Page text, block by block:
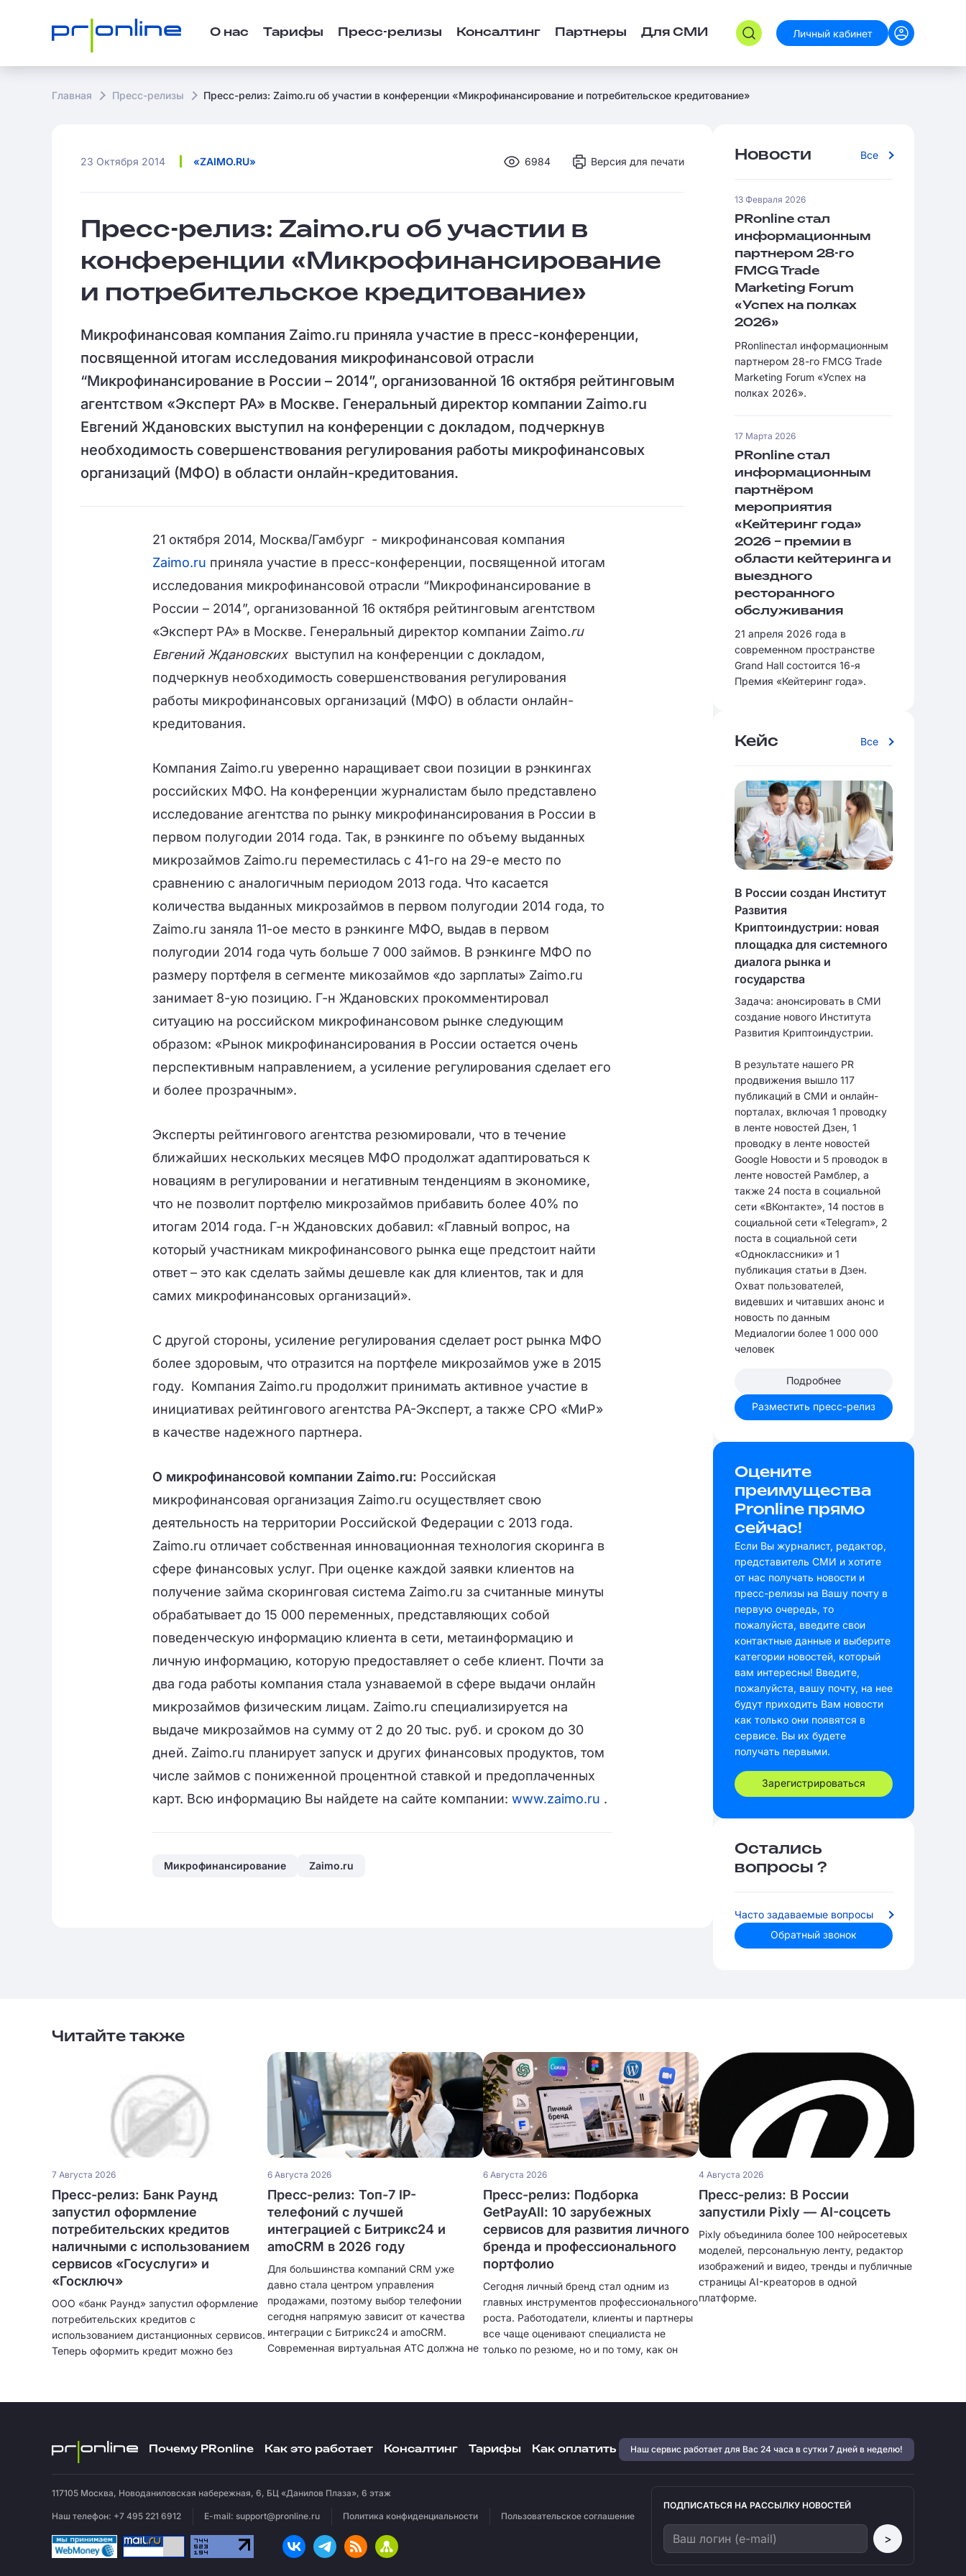
О нас Тарифы Пресс-релизы Консалтинг Партнеры Для СМИ Личный кабинет
Главная Пресс-релизы Пресс-релиз: Zaimo.ru об участии в конференции «Микрофинансирование и потребительское кредитование»
23 Октября 2014 «ZAIMO.RU» 6984 Версия для печати
Пресс-релиз: Zaimo.ru об участии в
конференции «Микрофинансирование
и потребительское кредитование»
Микрофинансовая компания Zaimo.ru приняла участие в пресс-конференции,
посвященной итогам исследования микрофинансовой отрасли
“Микрофинансирование в России – 2014”, организованной 16 октября рейтинговым
агентством «Эксперт РА» в Москве. Генеральный директор компании Zaimo.ru
Евгений Ждановских выступил на конференции с докладом, подчеркнув
необходимость совершенствования регулирования работы микрофинансовых
организаций (МФО) в области онлайн-кредитования.
21 октября 2014, Москва/Гамбург - микрофинансовая компания
Zaimo.ru приняла участие в пресс-конференции, посвященной итогам
исследования микрофинансовой отрасли “Микрофинансирование в
России – 2014”, организованной 16 октября рейтинговым агентством
«Эксперт РА» в Москве. Генеральный директор компании Zaimo.ru
Евгений Ждановскихвыступил на конференции с докладом,
подчеркнув необходимость совершенствования регулирования
работы микрофинансовых организаций (МФО) в области онлайн-
кредитования.
Компания Zaimo.ru уверенно наращивает свои позиции в рэнкингах
российских МФО. На конференции журналистам было представлено
исследование агентства по рынку микрофинансирования в России в
первом полугодии 2014 года. Так, в рэнкинге по объему выданных
микрозаймов Zaimo.ru переместилась с 41-го на 29-е место по
сравнению с аналогичным периодом 2013 года. Что касается
количества выданных микрозаймов в первом полугодии 2014 года, то
Zaimo.ru заняла 11-ое место в рэнкинге МФО, выдав в первом
полугодии 2014 года чуть больше 7 000 займов. В рэнкинге МФО по
размеру портфеля в сегменте микозаймов «до зарплаты» Zaimo.ru
занимает 8-ую позицию. Г-н Ждановских прокомментировал
ситуацию на российском микрофинансовом рынке следующим
образом: «Рынок микрофинансирования в России остается очень
перспективным направлением, а усиление регулирования сделает его
и более прозрачным».
Эксперты рейтингового агентства резюмировали, что в течение
ближайших нескольких месяцев МФО продолжат адаптироваться к
новациям в регулировании и негативным тенденциям в экономике,
что не позволит портфелю микрозаймов прибавить более 40% по
итогам 2014 года. Г-н Ждановских добавил: «Главный вопрос, на
который участникам микрофинансового рынка еще предстоит найти
ответ – это как сделать займы дешевле как для клиентов, так и для
самих микрофинансовых организаций».
С другой стороны, усиление регулирования сделает рост рынка МФО
более здоровым, что отразится на портфеле микрозаймов уже в 2015
году. Компания Zaimo.ru продолжит принимать активное участие в
инициативах рейтингового агентства РА-Эксперт, а также СРО «МиР»
в качестве надежного партнера.
О микрофинансовой компании Zaimo.ru: Российская
микрофинансовая организация Zaimo.ru осуществляет свою
деятельность на территории Российской Федерации с 2013 года.
Zaimo.ru отличает собственная инновационная технология скоринга в
сфере финансовых услуг. При оценке каждой заявки клиентов на
получение займа скоринговая система Zaimo.ru за считанные минуты
обрабатывает до 15 000 переменных, представляющих собой
поведенческую информацию клиента в сети, метаинформацию и
личную информацию, которую предоставляет о себе клиент. Почти за
два года работы компания стала узнаваемой в сфере выдачи онлайн
микрозаймов физическим лицам. Zaimo.ru специализируется на
выдаче микрозаймов на сумму от 2 до 20 тыс. руб. и сроком до 30
дней. Zaimo.ru планирует запуск и других финансовых продуктов, том
числе займов с пониженной процентной ставкой и предоплаченных
карт. Всю информацию Вы найдете на сайте компании: www.zaimo.ru .
Микрофинансирование Zaimo.ru
Новости Все
13 Февраля 2026
PRonline стал
информационным
партнером 28-го
FMCG Trade
Marketing Forum
«Успех на полках
2026»
PRonlineстал информационным
партнером 28-го FMCG Trade
Marketing Forum «Успех на
полках 2026».
17 Марта 2026
PRonline стал
информационным
партнёром
мероприятия
«Кейтеринг года»
2026 – премии в
области кейтеринга и
выездного
ресторанного
обслуживания
21 апреля 2026 года в
современном пространстве
Grand Hall состоится 16-я
Премия «Кейтеринг года».
Кейс Все
В России создан Институт
Развития
Криптоиндустрии: новая
площадка для системного
диалога рынка и
государства
Задача: анонсировать в СМИ
создание нового Института
Развития Криптоиндустрии.
В результате нашего PR
продвижения вышло 117
публикаций в СМИ и онлайн-
порталах, включая 1 проводку
в ленте новостей Дзен, 1
проводку в ленте новостей
Google Новости и 5 проводок в
ленте новостей Рамблер, а
также 24 поста в социальной
сети «ВКонтакте», 14 постов в
социальной сети «Telegram», 2
поста в социальной сети
«Одноклассники» и 1
публикация статьи в Дзен.
Охват пользователей,
видевших и читавших анонс и
новость по данным
Медиалогии более 1 000 000
человек
Подробнее
Разместить пресс-релиз
Оцените
преимущества
Pronline прямо
сейчас!
Если Вы журналист, редактор,
представитель СМИ и хотите
от нас получать новости и
пресс-релизы на Вашу почту в
первую очередь, то
пожалуйста, введите свои
контактные данные и выберите
категории новостей, который
вам интересны! Введите,
пожалуйста, вашу почту, на нее
будут приходить Вам новости
как только они появятся в
сервисе. Вы их будете
получать первыми.
Зарегистрироваться
Остались
вопросы ?
Часто задаваемые вопросы
Обратный звонок
Читайте также
7 Августа 2026
Пресс-релиз: Банк Раунд
запустил оформление
потребительских кредитов
наличными с использованием
сервисов «Госуслуги» и
«Госключ»
ООО «банк Раунд» запустил оформление
потребительских кредитов с
использованием дистанционных сервисов.
Теперь оформить кредит можно без
6 Августа 2026
Пресс-релиз: Топ-7 IP-
телефоний с лучшей
интеграцией с Битрикс24 и
amoCRM в 2026 году
Для большинства компаний CRM уже
давно стала центром управления
продажами, поэтому выбор телефонии
сегодня напрямую зависит от качества
интеграции с Битрикс24 и amoCRM.
Современная виртуальная АТС должна не
интеграция, тем меньше ручной работы
остается менеджерам и тем выше
6 Августа 2026
Пресс-релиз: Подборка
GetPayAll: 10 зарубежных
сервисов для развития личного
бренда и профессионального
портфолио
Сегодня личный бренд стал одним из
главных инструментов профессионального
роста. Работодатели, клиенты и партнеры
все чаще оценивают специалиста не
только по резюме, но и по тому, как он
быстрее находить проекты, получать
предложения о сотрудничестве и
4 Августа 2026
Пресс-релиз: В России
запустили Pixly — AI-соцсеть
Pixly объединила более 100 нейросетевых
моделей, персональную ленту, редактор
изображений и видео, тренды и публичные
страницы AI-креаторов в одной
платформе.
Почему PRonline Как это работает Консалтинг Тарифы Как оплатить Наш сервис работает для Вас 24 часа в сутки 7 дней в неделю!
117105 Москва, Новоданиловская набережная, 6, БЦ «Данилов Плаза», 6 этаж
Наш телефон: +7 495 221 6912 E-mail: support@pronline.ru Политика конфиденциальности Пользовательское соглашение
ПОДПИСАТЬСЯ НА РАССЫЛКУ НОВОСТЕЙ